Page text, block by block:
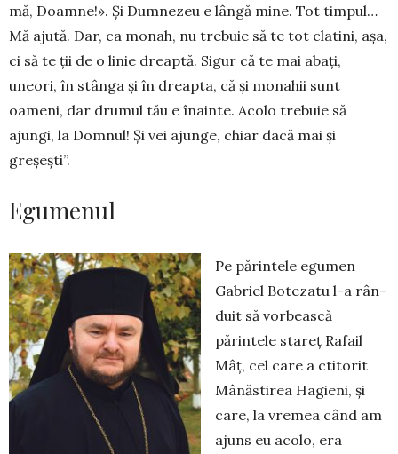
mă, Doamne!». Și Dum­ne­zeu e lângă mine. Tot timpul…
Mă ajută. Dar, ca monah, nu trebuie să te tot clatini, așa,
ci să te ții de o linie dreaptă. Sigur că te mai abați,
uneori, în stânga și în dreapta, că și monahii sunt
oameni, dar drumul tău e înainte. Acolo trebuie să
ajungi, la Domnul! Și vei ajunge, chiar dacă mai și
greșești”.
Egumenul
Pe părintele egumen
Gabriel Botezatu l-a rân­
duit să vorbească
părintele stareț Rafail
Mâț, cel care a ctitorit
Mânăstirea Hagieni, și
care, la vremea când am
ajuns eu acolo, era